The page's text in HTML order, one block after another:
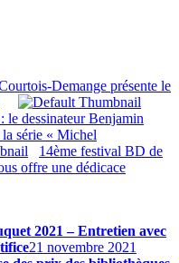
Demange présente le
le dessinateur Benjamin
série « Michel
14ème festival BD de
offre une dédicace
2021 – Entretien avec
21 novembre 2021